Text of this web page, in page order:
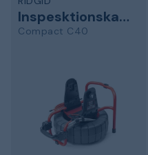
Inspesktionskamera
Compact C40